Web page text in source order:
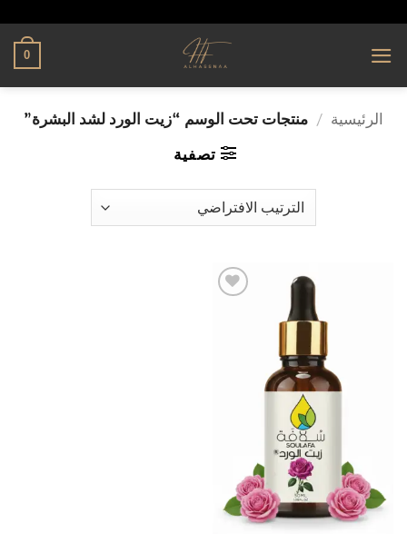
0
الرئيسية / منتجات تحت الوسم “زيت الورد لشد البشرة”
تصفية